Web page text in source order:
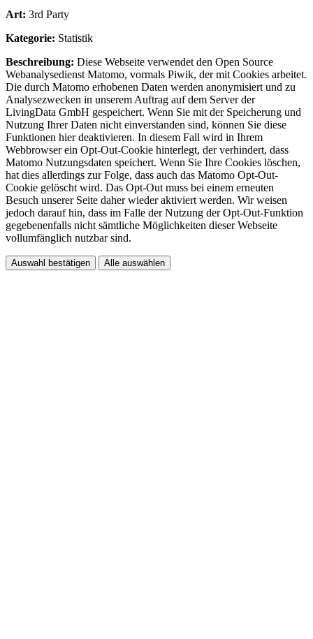
Art: 3rd Party
Kategorie: Statistik
Beschreibung: Diese Webseite verwendet den Open Source
Webanalysedienst Matomo, vormals Piwik, der mit Cookies arbeitet.
Die durch Matomo erhobenen Daten werden anonymisiert und zu
Analysezwecken in unserem Auftrag auf dem Server der
LivingData GmbH gespeichert. Wenn Sie mit der Speicherung und
Nutzung Ihrer Daten nicht einverstanden sind, können Sie diese
Funktionen hier deaktivieren. In diesem Fall wird in Ihrem
Webbrowser ein Opt-Out-Cookie hinterlegt, der verhindert, dass
Matomo Nutzungsdaten speichert. Wenn Sie Ihre Cookies löschen,
hat dies allerdings zur Folge, dass auch das Matomo Opt-Out-
Cookie gelöscht wird. Das Opt-Out muss bei einem erneuten
Besuch unserer Seite daher wieder aktiviert werden. Wir weisen
jedoch darauf hin, dass im Falle der Nutzung der Opt-Out-Funktion
gegebenenfalls nicht sämtliche Möglichkeiten dieser Webseite
vollumfänglich nutzbar sind.
Auswahl bestätigen Alle auswählen